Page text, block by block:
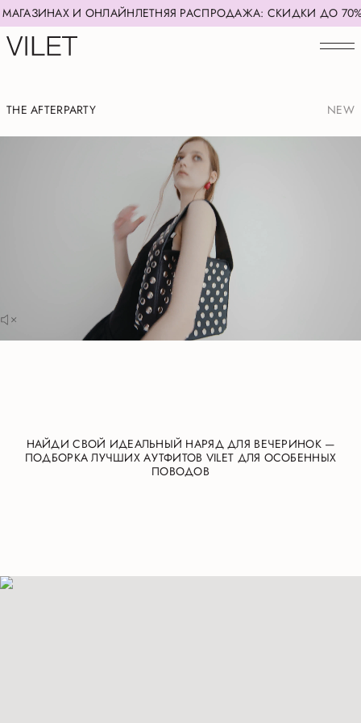
И ОНЛАЙНЛЕТНЯЯ РАСПРОДАЖА: СКИДКИ ДО 70% В
THE AFTERPARTY NEW
НАЙДИ СВОЙ ИДЕАЛЬНЫЙ НАРЯД ДЛЯ ВЕЧЕРИНОК —
ПОДБОРКА ЛУЧШИХ АУТФИТОВ VILET ДЛЯ ОСОБЕННЫХ
ПОВОДОВ